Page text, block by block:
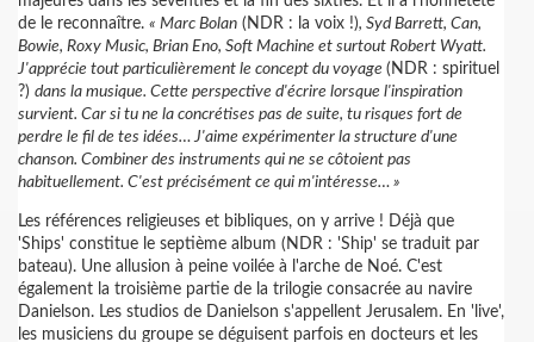
de le reconnaître. « Marc Bolan (NDR : la voix !), Syd Barrett, Can,
Bowie, Roxy Music, Brian Eno, Soft Machine et surtout Robert Wyatt.
J'apprécie tout particulièrement le concept du voyage (NDR : spirituel
?) dans la musique. Cette perspective d'écrire lorsque l'inspiration
survient. Car si tu ne la concrétises pas de suite, tu risques fort de
perdre le fil de tes idées… J'aime expérimenter la structure d'une
chanson. Combiner des instruments qui ne se côtoient pas
habituellement. C'est précisément ce qui m'intéresse… »
Les références religieuses et bibliques, on y arrive ! Déjà que
'Ships' constitue le septième album (NDR : 'Ship' se traduit par
bateau). Une allusion à peine voilée à l'arche de Noé. C'est
également la troisième partie de la trilogie consacrée au navire
Danielson. Les studios de Danielson s'appellent Jerusalem. En 'live',
les musiciens du groupe se déguisent parfois en docteurs et les